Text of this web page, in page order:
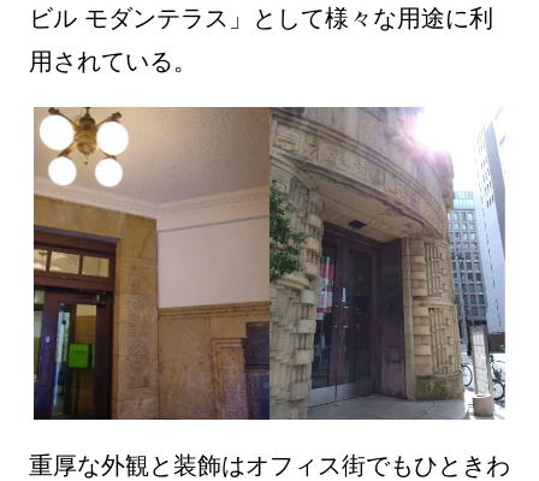
ビル モダンテラス」として様々な用途に利
用されている。
重厚な外観と装飾はオフィス街でもひときわ